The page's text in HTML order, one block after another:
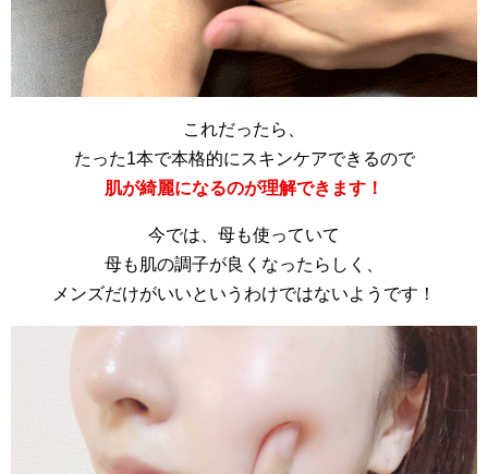
これだったら、
たった1本で本格的にスキンケアできるので
肌が綺麗になるのが理解できます！
今では、母も使っていて
母も肌の調子が良くなったらしく、
メンズだけがいいというわけではないようです！